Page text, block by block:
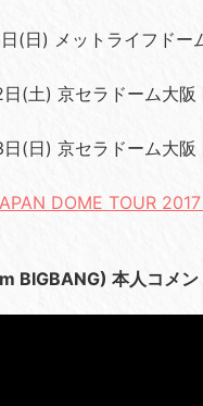
(日) メットライフドー
(土) 京セラドーム大
(日) 京セラドーム大
DOME TOUR
BIGBANG) 本人コメン